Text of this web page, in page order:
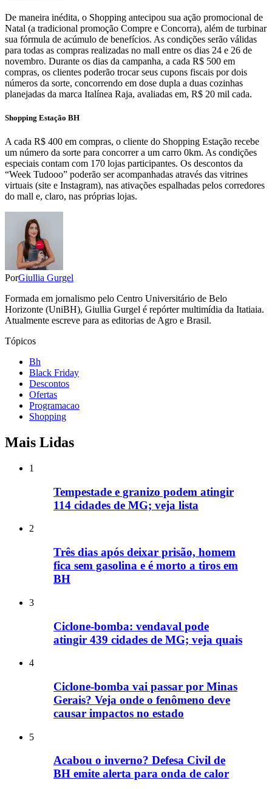
De maneira inédita, o Shopping antecipou sua ação promocional de
Natal (a tradicional promoção Compre e Concorra), além de turbinar
sua fórmula de acúmulo de benefícios. As condições serão válidas
para todas as compras realizadas no mall entre os dias 24 e 26 de
novembro. Durante os dias da campanha, a cada R$ 500 em
compras, os clientes poderão trocar seus cupons fiscais por dois
números da sorte, concorrendo em dose dupla a duas cozinhas
planejadas da marca Italínea Raja, avaliadas em, R$ 20 mil cada.
Shopping Estação BH
A cada R$ 400 em compras, o cliente do Shopping Estação recebe
um número da sorte para concorrer a um carro 0km. As condições
especiais contam com 170 lojas participantes. Os descontos da
“Week Tudooo” poderão ser acompanhadas através das vitrines
virtuais (site e Instagram), nas ativações espalhadas pelos corredores
do mall e, claro, nas próprias lojas.
PorGiullia Gurgel
Formada em jornalismo pelo Centro Universitário de Belo
Horizonte (UniBH), Giullia Gurgel é repórter multimídia da Itatiaia.
Atualmente escreve para as editorias de Agro e Brasil.
Tópicos
Bh
Black Friday
Descontos
Ofertas
Programacao
Shopping
Mais Lidas
1
Tempestade e granizo podem atingir
114 cidades de MG; veja lista
2
Três dias após deixar prisão, homem
fica sem gasolina e é morto a tiros em
BH
3
Ciclone-bomba: vendaval pode
atingir 439 cidades de MG; veja quais
4
Ciclone-bomba vai passar por Minas
Gerais? Veja onde o fenômeno deve
causar impactos no estado
5
Acabou o inverno? Defesa Civil de
BH emite alerta para onda de calor